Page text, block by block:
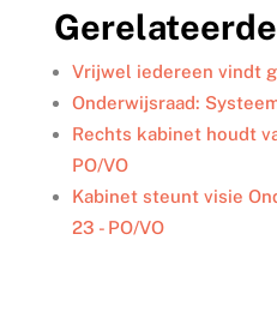
e
d
I
n
b
o
o
k
t
e
r
l
n
Vrijwel iedereen vindt
Onderwijsraad:
Rechts kabinet houdt
PO/VO
Kabinet steunt visie
23 - PO/VO